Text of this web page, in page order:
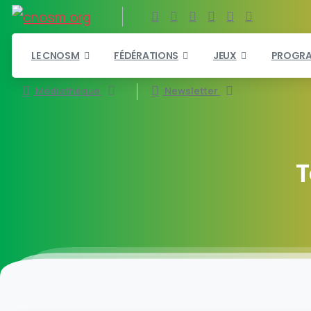
LE CNOSM FÉDÉRATIONS JEUX
Médiathèque Newsletter